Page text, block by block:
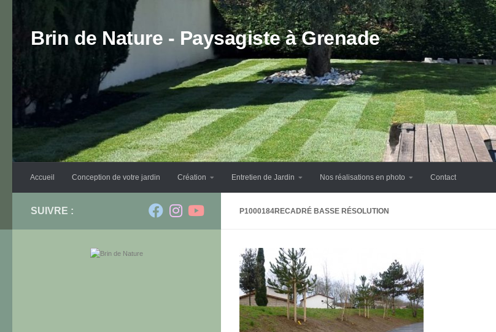
Brin de Nature - Paysagiste à Grenade
Accueil Conception de votre jardin Création Entretien de Jardin Nos réalisations en photo Contact
P1000184RECADRÉ BASSE RÉSOLUTION
SUIVRE :